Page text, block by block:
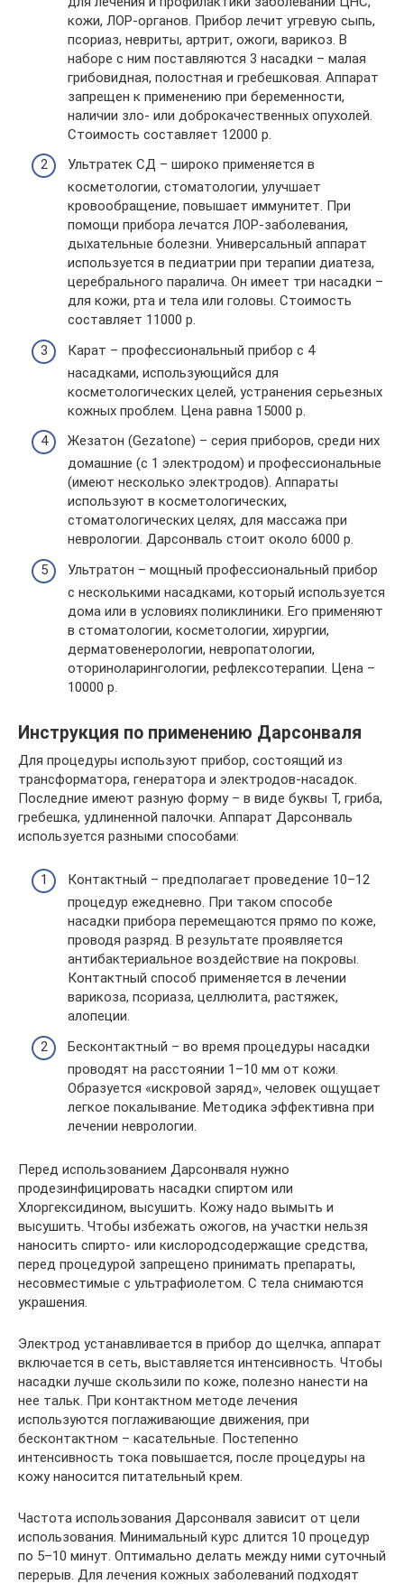
кожи, ЛОР-органов. Прибор лечит угревую сыпь,
псориаз, невриты, артрит, ожоги, варикоз. В
наборе с ним поставляются 3 насадки – малая
грибовидная, полостная и гребешковая. Аппарат
запрещен к применению при беременности,
наличии зло- или доброкачественных опухолей.
Стоимость составляет 12000 р.
Ультратек СД – широко применяется в
косметологии, стоматологии, улучшает
кровообращение, повышает иммунитет. При
помощи прибора лечатся ЛОР-заболевания,
дыхательные болезни. Универсальный аппарат
используется в педиатрии при терапии диатеза,
церебрального паралича. Он имеет три насадки –
для кожи, рта и тела или головы. Стоимость
составляет 11000 р.
Карат – профессиональный прибор с 4
насадками, использующийся для
косметологических целей, устранения серьезных
кожных проблем. Цена равна 15000 р.
Жезатон (Gezatone) – серия приборов, среди них
домашние (с 1 электродом) и профессиональные
(имеют несколько электродов). Аппараты
используют в косметологических,
стоматологических целях, для массажа при
неврологии. Дарсонваль стоит около 6000 р.
Ультратон – мощный профессиональный прибор
с несколькими насадками, который используется
дома или в условиях поликлиники. Его применяют
в стоматологии, косметологии, хирургии,
дерматовенерологии, невропатологии,
оториноларингологии, рефлексотерапии. Цена –
10000 р.
Инструкция по применению Дарсонваля
Для процедуры используют прибор, состоящий из
трансформатора, генератора и электродов-насадок.
Последние имеют разную форму – в виде буквы Т, гриба,
гребешка, удлиненной палочки. Аппарат Дарсонваль
используется разными способами:
Контактный – предполагает проведение 10–12
процедур ежедневно. При таком способе
насадки прибора перемещаются прямо по коже,
проводя разряд. В результате проявляется
антибактериальное воздействие на покровы.
Контактный способ применяется в лечении
варикоза, псориаза, целлюлита, растяжек,
алопеции.
Бесконтактный – во время процедуры насадки
проводят на расстоянии 1–10 мм от кожи.
Образуется «искровой заряд», человек ощущает
легкое покалывание. Методика эффективна при
лечении неврологии.
Перед использованием Дарсонваля нужно
продезинфицировать насадки спиртом или
Хлоргексидином, высушить. Кожу надо вымыть и
высушить. Чтобы избежать ожогов, на участки нельзя
наносить спирто- или кислородсодержащие средства,
перед процедурой запрещено принимать препараты,
несовместимые с ультрафиолетом. С тела снимаются
украшения.
Электрод устанавливается в прибор до щелчка, аппарат
включается в сеть, выставляется интенсивность. Чтобы
насадки лучше скользили по коже, полезно нанести на
нее тальк. При контактном методе лечения
используются поглаживающие движения, при
бесконтактном – касательные. Постепенно
интенсивность тока повышается, после процедуры на
кожу наносится питательный крем.
Частота использования Дарсонваля зависит от цели
использования. Минимальный курс длится 10 процедур
по 5–10 минут. Оптимально делать между ними суточный
перерыв. Для лечения кожных заболеваний подходят